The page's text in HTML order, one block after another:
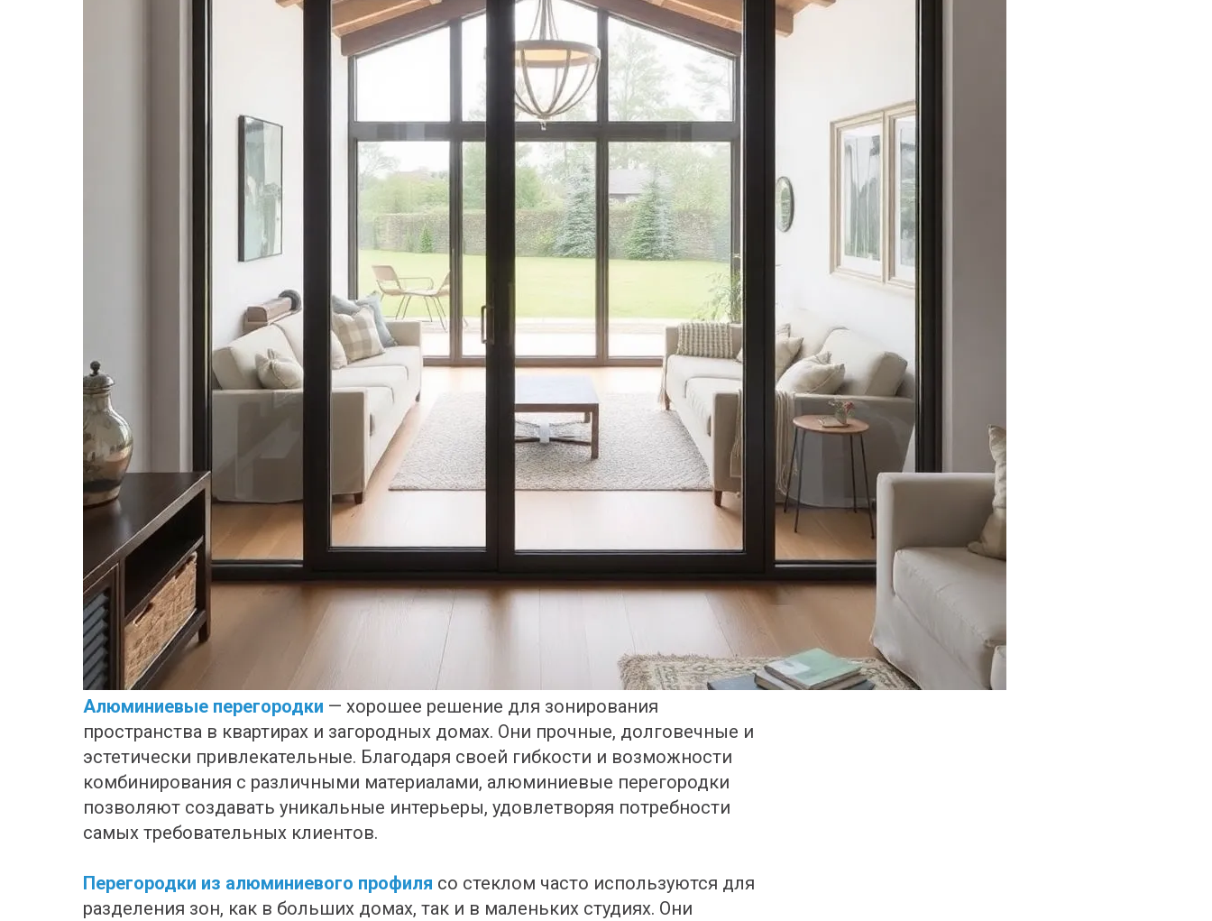
Алюминиевые перегородки — хорошее решение для зонирования
пространства в квартирах и загородных домах. Они прочные, долговечные и
эстетически привлекательные. Благодаря своей гибкости и возможности
комбинирования с различными материалами, алюминиевые перегородки
позволяют создавать уникальные интерьеры, удовлетворяя потребности
самых требовательных клиентов.
Перегородки из алюминиевого профиля со стеклом часто используются для
разделения зон, как в больших домах, так и в маленьких студиях. Они